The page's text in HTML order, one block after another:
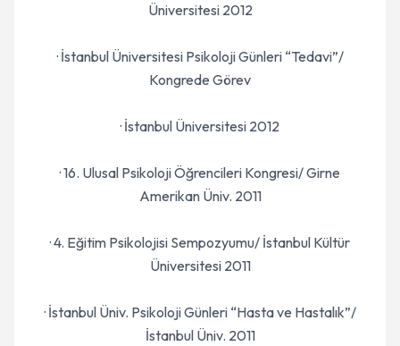
Üniversitesi 2012
· İstanbul Üniversitesi Psikoloji Günleri “Tedavi”/
Kongrede Görev
· İstanbul Üniversitesi 2012
· 16. Ulusal Psikoloji Öğrencileri Kongresi/ Girne
Amerikan Üniv. 2011
· 4. Eğitim Psikolojisi Sempozyumu/ İstanbul Kültür
Üniversitesi 2011
· İstanbul Üniv. Psikoloji Günleri “Hasta ve Hastalık”/
İstanbul Üniv. 2011